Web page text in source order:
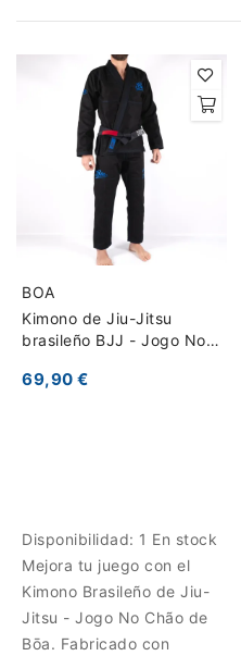
BOA
Kimono de Jiu-Jitsu
brasileño BJJ - Jogo No
69,90 €
Disponibilidad: 1 En stock
Mejora tu juego con el
Kimono Brasileño de Jiu-
Jitsu - Jogo No Chão de
Bōa. Fabricado con